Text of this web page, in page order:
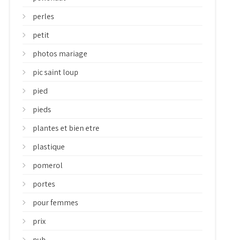
perles
petit
photos mariage
pic saint loup
pied
pieds
plantes et bien etre
plastique
pomerol
portes
pour femmes
prix